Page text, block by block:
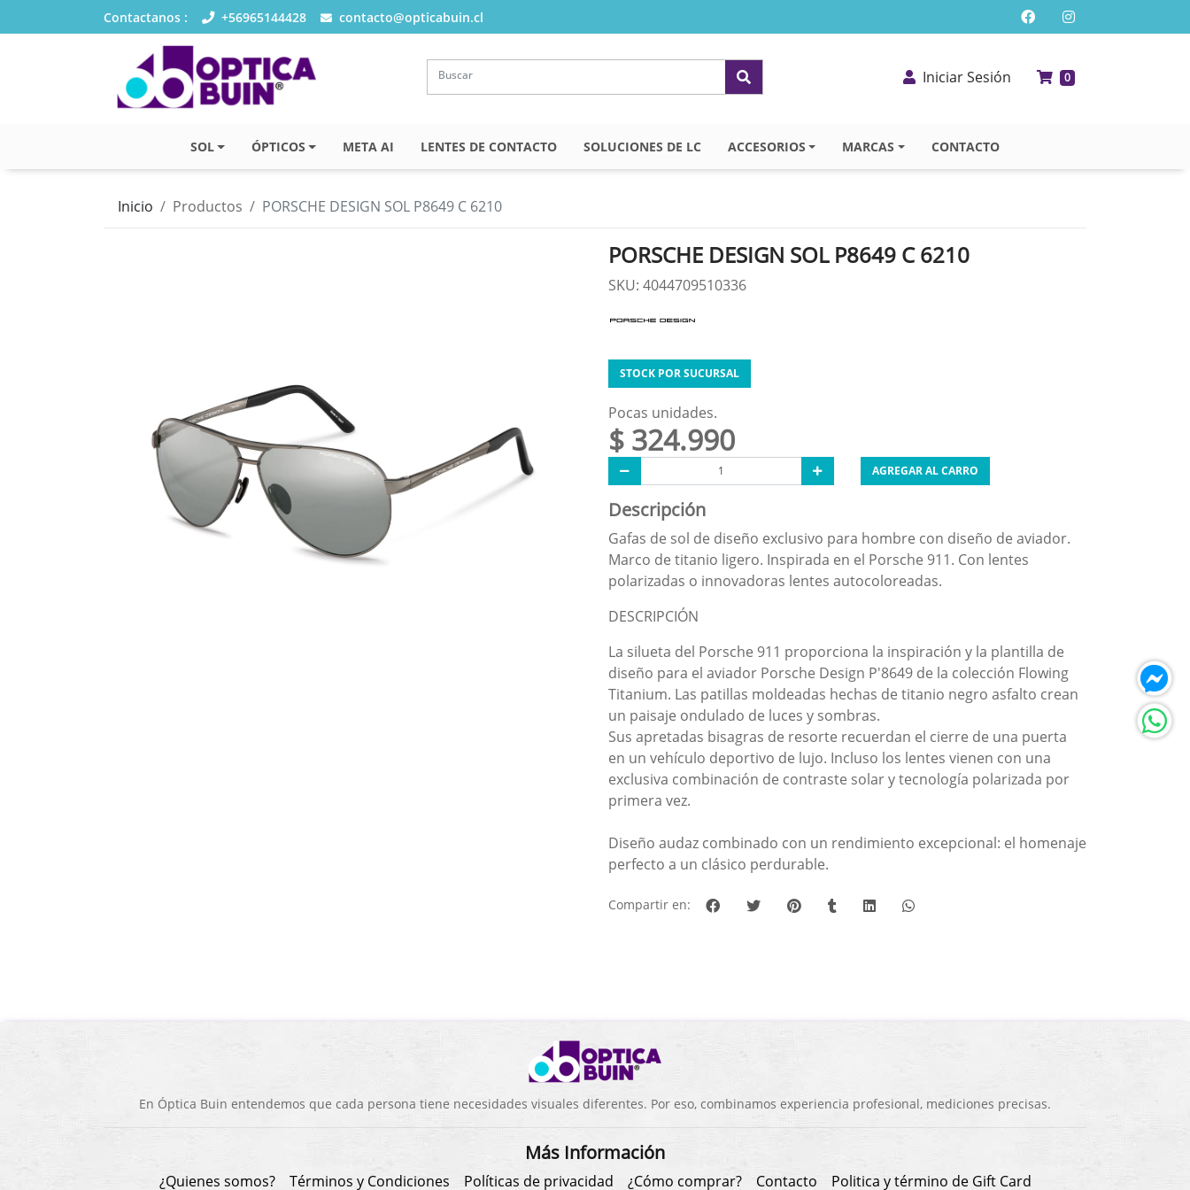
Contactanos : +56965144428 contacto@opticabuin.cl
Iniciar Sesión 0
SOL ÓPTICOS META AI LENTES DE CONTACTO SOLUCIONES DE LC ACCESORIOS MARCAS CONTACTO
Inicio Productos PORSCHE DESIGN SOL P8649 C 6210
PORSCHE DESIGN SOL P8649 C 6210
SKU: 4044709510336
STOCK POR SUCURSAL
Pocas unidades.
$ 324.990
AGREGAR AL CARRO
Descripción
Gafas de sol de diseño exclusivo para hombre con diseño de aviador.
Marco de titanio ligero. Inspirada en el Porsche 911. Con lentes
polarizadas o innovadoras lentes autocoloreadas.
DESCRIPCIÓN
La silueta del Porsche 911 proporciona la inspiración y la plantilla de
diseño para el aviador Porsche Design P'8649 de la colección Flowing
Titanium. Las patillas moldeadas hechas de titanio negro asfalto crean
un paisaje ondulado de luces y sombras.
Sus apretadas bisagras de resorte recuerdan el cierre de una puerta
en un vehículo deportivo de lujo. Incluso los lentes vienen con una
exclusiva combinación de contraste solar y tecnología polarizada por
primera vez.
Diseño audaz combinado con un rendimiento excepcional: el homenaje
perfecto a un clásico perdurable.
Compartir en:
En Óptica Buin entendemos que cada persona tiene necesidades visuales diferentes. Por eso, combinamos experiencia profesional, mediciones precisas.
Más Información
¿Quienes somos? Términos y Condiciones Políticas de privacidad ¿Cómo comprar? Contacto Politica y término de Gift Card